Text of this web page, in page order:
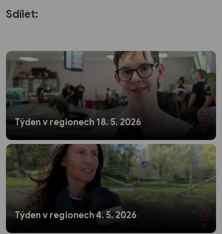
Sdílet:
Týden v regionech 18. 5. 2026
Týden v regionech 4. 5. 2026